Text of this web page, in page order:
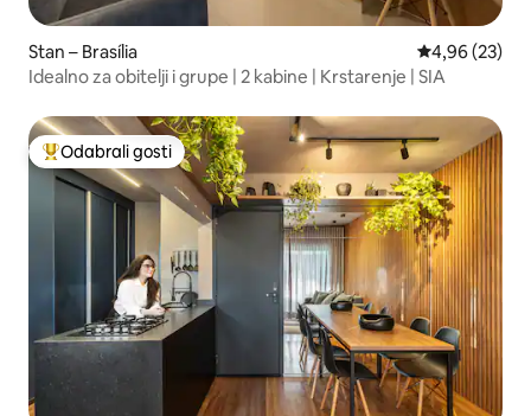
Stan – Brasília Prosječna
4,96 (23)
Idealno za obitelji i grupe | 2 kabine | Krstarenje | SIA
Među najviše rangiranima s oznakom „Odabrali gosti”
Odabrali gosti